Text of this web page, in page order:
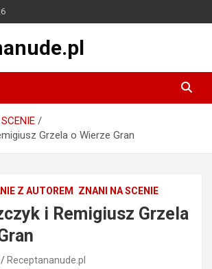
Grzela o Wierze Gran
Z AUTOREM ZNANI NA SCENIE
i Remigiusz Grzela
Receptananude.pl